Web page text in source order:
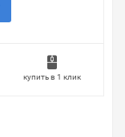
купить в 1 клик